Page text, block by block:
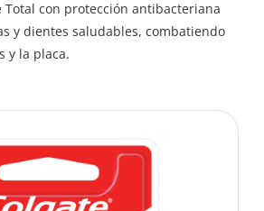
Total con protección antibacteriana
y dientes saludables, combatiendo
y la placa.